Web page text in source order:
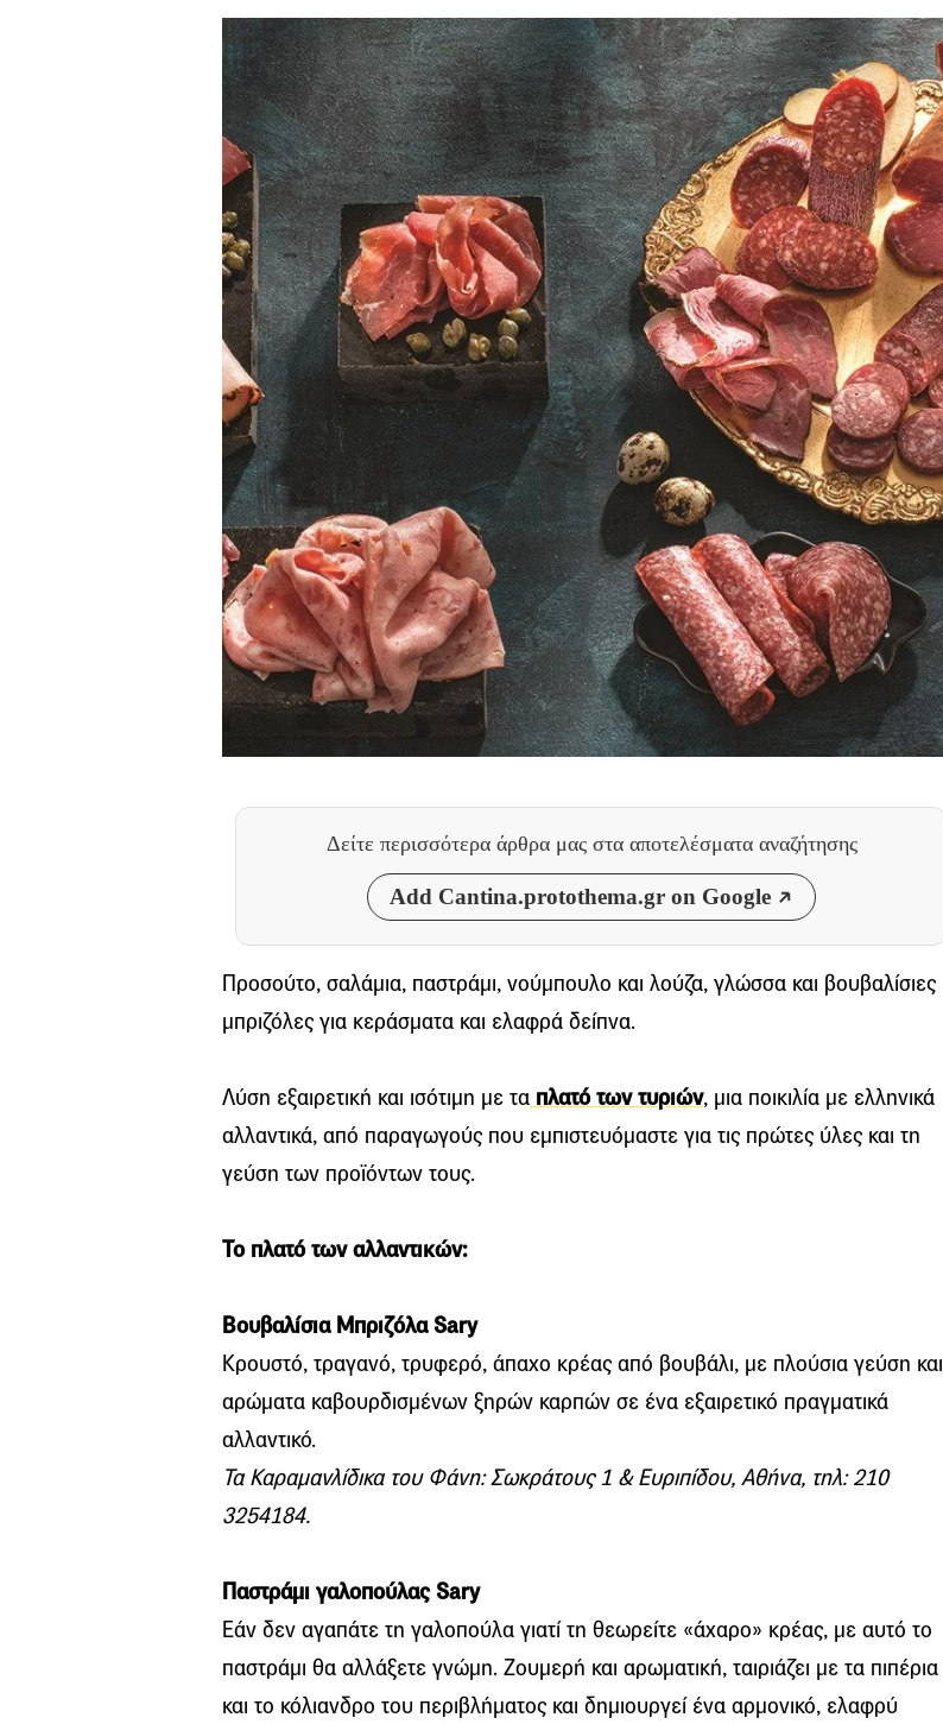
Δείτε περισσότερα άρθρα μας στα αποτελέσματα αναζήτησης
Add Cantina.protothema.gr on Google
Προσούτο, σαλάμια, παστράμι, νούμπουλο και λούζα, γλώσσα και βουβαλίσιες
μπριζόλες για κεράσματα και ελαφρά δείπνα.
Λύση εξαιρετική και ισότιμη με τα πλατό των τυριών, μια ποικιλία με ελληνικά
αλλαντικά, από παραγωγούς που εμπιστευόμαστε για τις πρώτες ύλες και τη
γεύση των προϊόντων τους.
Το πλατό των αλλαντικών:
Βουβαλίσια Μπριζόλα Sary
Κρουστό, τραγανό, τρυφερό, άπαχο κρέας από βουβάλι, με πλούσια γεύση και
αρώματα καβουρδισμένων ξηρών καρπών σε ένα εξαιρετικό πραγματικά
αλλαντικό.
Τα Καραμανλίδικα του Φάνη: Σωκράτους 1 & Ευριπίδου, Αθήνα, τηλ: 210
3254184.
Παστράμι γαλοπούλας Sary
Εάν δεν αγαπάτε τη γαλοπούλα γιατί τη θεωρείτε «άχαρο» κρέας, με αυτό το
παστράμι θα αλλάξετε γνώμη. Ζουμερή και αρωματική, ταιριάζει με τα πιπέρια
και το κόλιανδρο του περιβλήματος και δημιουργεί ένα αρμονικό, ελαφρύ